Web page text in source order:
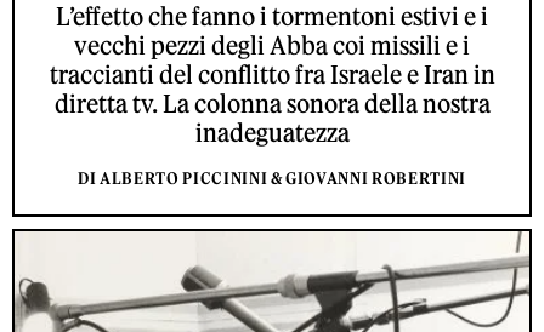
L’effetto che fanno i tormentoni estivi e i
vecchi pezzi degli Abba coi missili e i
traccianti del conflitto fra Israele e Iran in
diretta tv. La colonna sonora della nostra
inadeguatezza
DI ALBERTO PICCININI & GIOVANNI ROBERTINI